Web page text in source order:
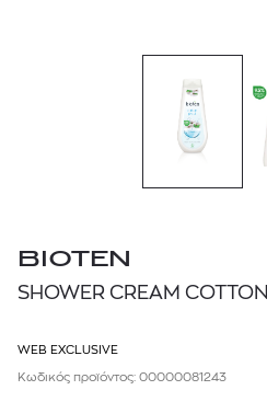
BIOTEN
SHOWER CREAM COTTON
WEB EXCLUSIVE
Κωδικός προϊόντος: 00000081243